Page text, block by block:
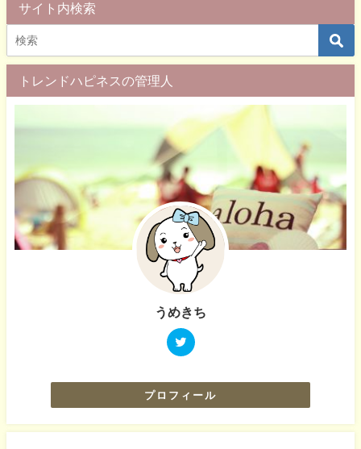
サイト内検索
トレンドハピネスの管理人
うめきち
プロフィール